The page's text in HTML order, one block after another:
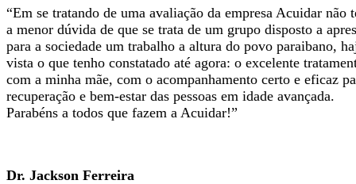
“Em se tratando de uma avaliação da empresa Acuidar não
a menor dúvida de que se trata de um grupo disposto a
para a sociedade um trabalho a altura do povo paraibano,
vista o que tenho constatado até agora: o excelente
com a minha mãe, com o acompanhamento certo e eficaz
recuperação e bem-estar das pessoas em idade avançada.
Parabéns a todos que fazem a Acuidar!”
Dr. Jackson Ferreira